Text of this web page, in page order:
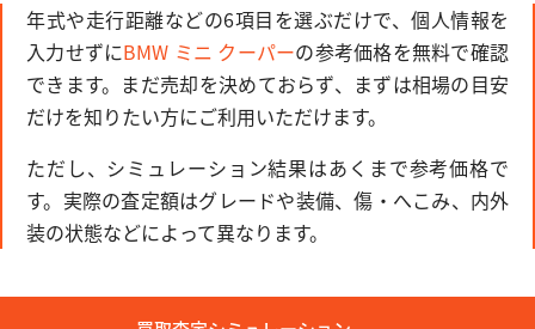
年式や走行距離などの6項目を選ぶだけで、個人情報を
入力せずにBMW ミニ クーパーの参考価格を無料で確認
できます。まだ売却を決めておらず、まずは相場の目安
だけを知りたい方にご利用いただけます。
ただし、シミュレーション結果はあくまで参考価格で
す。実際の査定額はグレードや装備、傷・へこみ、内外
装の状態などによって異なります。